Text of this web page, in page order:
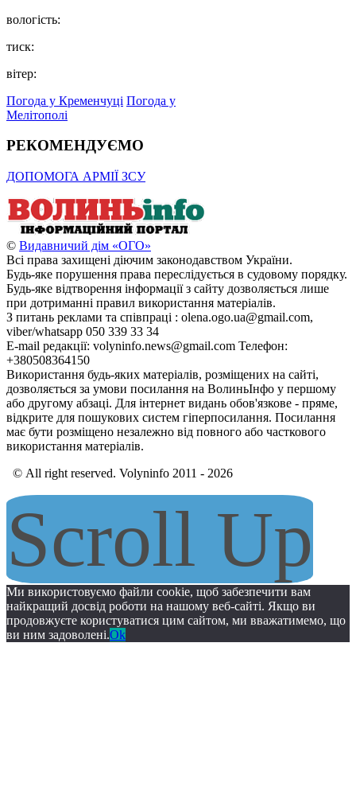
вологість:
тиск:
вітер:
Погода у Кременчуці Погода у
Мелітополі
РЕКОМЕНДУЄМО
ДОПОМОГА АРМІЇ ЗСУ
© Видавничий дім «ОГО»
Всі права захищені діючим законодавством України.
Будь-яке порушення права переслідується в судовому порядку.
Будь-яке відтворення інформації з сайту дозволяється лише
при дотриманні правил використання матеріалів.
З питань реклами та співпраці : olena.ogo.ua@gmail.com,
viber/whatsapp 050 339 33 34
E-mail редакції: volyninfo.news@gmail.com Телефон:
+380508364150
Використання будь-яких матеріалів, розміщених на сайті,
дозволяється за умови посилання на ВолиньІнфо у першому
або другому абзаці. Для інтернет видань обов'язкове - пряме,
відкрите для пошукових систем гіперпосилання. Посилання
має бути розміщено незалежно від повного або часткового
використання матеріалів.
© All right reserved. Volyninfo 2011 - 2026
Scroll Up
Ми використовуємо файли cookie, щоб забезпечити вам
найкращий досвід роботи на нашому веб-сайті. Якщо ви
продовжуєте користуватися цим сайтом, ми вважатимемо, що
ви ним задоволені.Ok